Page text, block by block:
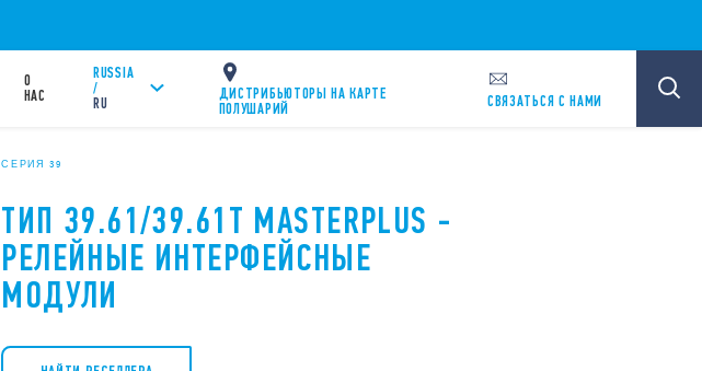
О
НАС
RUSSIA
/
RU
ДИСТРИБЬЮТОРЫ НА КАРТЕ
ПОЛУШАРИЙ
CВЯЗАТЬСЯ С НАМИ
СЕРИЯ 39
ТИП 39.61/39.61T MASTERPLUS -
РЕЛЕЙНЫЕ ИНТЕРФЕЙСНЫЕ
МОДУЛИ